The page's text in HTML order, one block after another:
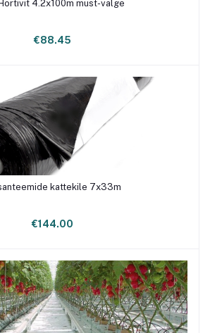
Lisa ostukorvi
4.2x100m must-valge
€88.45
kattekile 7x33m
€144.00